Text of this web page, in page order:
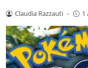
Claudia Razzauti - 1